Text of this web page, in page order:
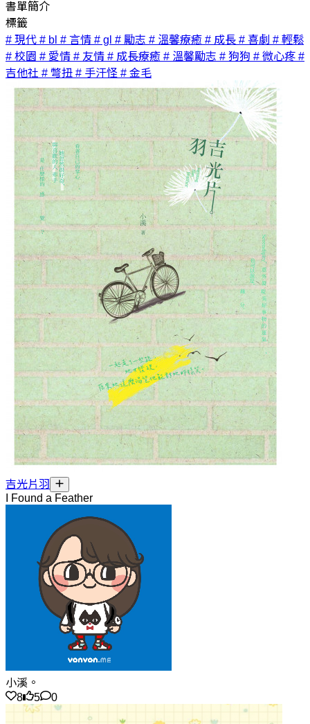
書單簡介
標籤
# 現代 # bl # 言情 # gl # 勵志 # 溫馨療癒 # 成長 # 喜劇 # 輕鬆
# 校園 # 愛情 # 友情 # 成長療癒 # 溫馨勵志 # 狗狗 # 微心疼 #
吉他社 # 彆扭 # 手汗怪 # 金毛
吉光片羽
I Found a Feather
小溪。
8
5 0